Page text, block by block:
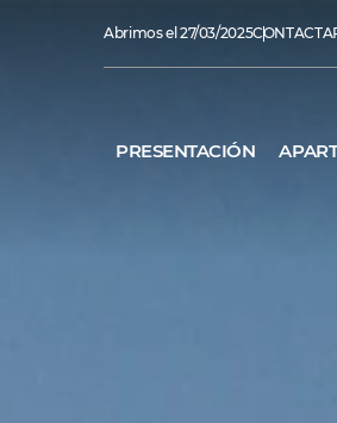
Abrimos el 27/03/2025
PRESENTACIÓN